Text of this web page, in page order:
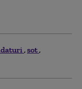
sot